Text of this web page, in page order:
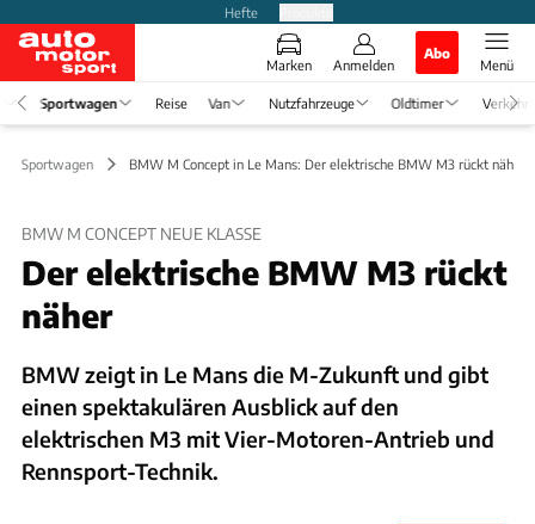
Hefte
Marken Anmelden
Abo
Menü
Sportwagen Reise Van Nutzfahrzeuge Oldtimer Verkehr
Sportwagen BMW M Concept in Le Mans: Der elektrische BMW M3 rückt näher
BMW M CONCEPT NEUE KLASSE
Der elektrische BMW M3 rückt
näher
BMW zeigt in Le Mans die M-Zukunft und gibt
einen spektakulären Ausblick auf den
elektrischen M3 mit Vier-Motoren-Antrieb und
Rennsport-Technik.